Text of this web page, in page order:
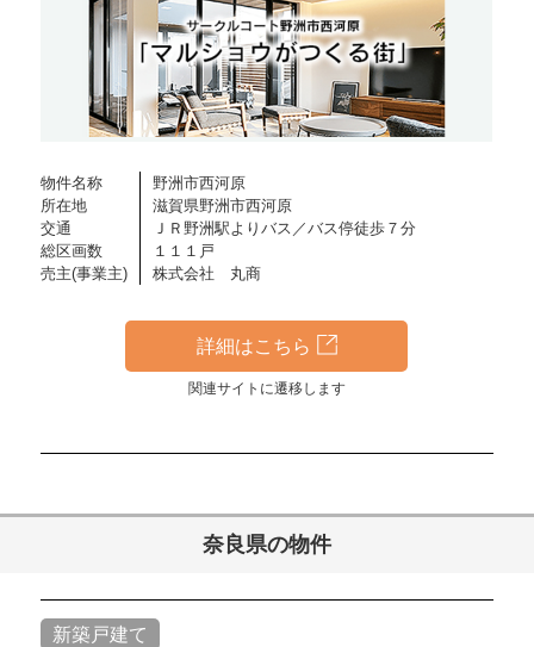
物件名称
野洲市西河原
所在地
滋賀県野洲市西河原
交通
ＪＲ野洲駅よりバス／バス停徒歩７分
総区画数
１１１戸
売主(事業主)
株式会社 丸商
詳細はこちら
関連サイトに遷移します
奈良県の物件
新築戸建て